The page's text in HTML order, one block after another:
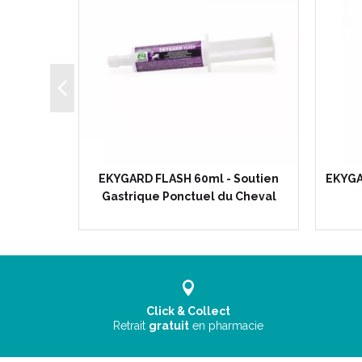
EKYGARD FLASH 60ml - Soutien
Gastrique Ponctuel du Cheval
Click & Collect
Retrait gratuit en pharmacie